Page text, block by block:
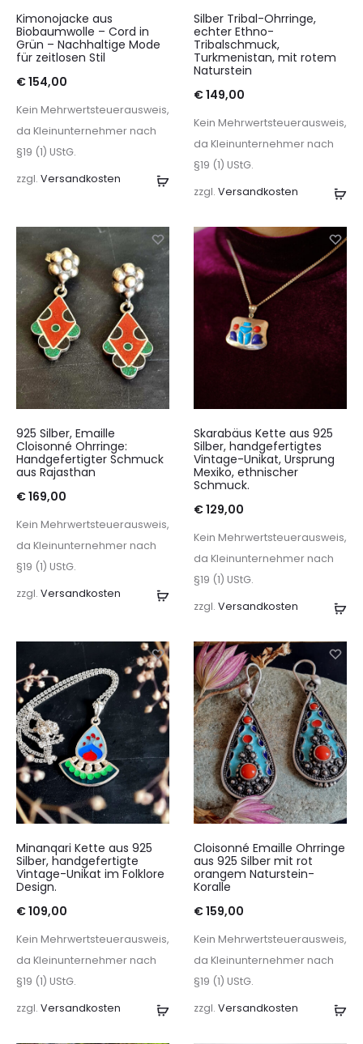
Ausführung
Kimonojacke aus
Biobaumwolle – Cord in
Grün – Nachhaltige Mode
für zeitlosen Stil
€154,00
Kein Mehrwertsteuerausweis,
da Kleinunternehmer nach
§19 (1) UStG.
zzgl. Versandkosten
In
Silber Tribal-Ohrringe,
echter Ethno-
Tribalschmuck,
Turkmenistan, mit rotem
Naturstein
€149,00
Kein Mehrwertsteuerausweis,
da Kleinunternehmer nach
§19 (1) UStG.
zzgl. Versandkosten
In
Warenkorb
925 Silber, Emaille
Cloisonné Ohrringe:
Handgefertigter Schmuck
aus Rajasthan
€169,00
Kein Mehrwertsteuerausweis,
da Kleinunternehmer nach
§19 (1) UStG.
zzgl. Versandkosten
In
Skarabäus Kette aus 925
Silber, handgefertigtes
Vintage-Unikat, Ursprung
Mexiko, ethnischer
Schmuck.
€129,00
Kein Mehrwertsteuerausweis,
da Kleinunternehmer nach
§19 (1) UStG.
zzgl. Versandkosten
In
Minanqari Kette aus 925
Silber, handgefertigte
Vintage-Unikat im Folklore
Design.
€109,00
Kein Mehrwertsteuerausweis,
da Kleinunternehmer nach
§19 (1) UStG.
zzgl. Versandkosten
In
Cloisonné Emaille Ohrringe
aus 925 Silber mit rot
orangem Naturstein-
Koralle
€159,00
Kein Mehrwertsteuerausweis,
da Kleinunternehmer nach
§19 (1) UStG.
zzgl. Versandkosten